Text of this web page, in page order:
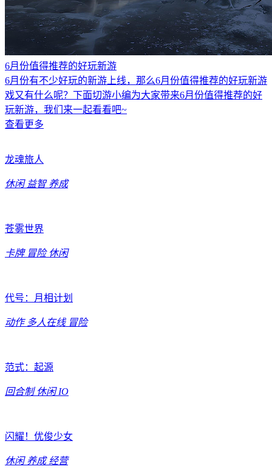
6月份值得推荐的好玩新游
6月份有不少好玩的新游上线，那么6月份值得推荐的好玩新游
戏又有什么呢？下面切游小编为大家带来6月份值得推荐的好
玩新游，我们来一起看看吧~
查看更多
龙魂旅人
休闲 益智 养成
苍雾世界
卡牌 冒险 休闲
代号：月相计划
动作 多人在线 冒险
范式：起源
回合制 休闲 IO
闪耀！优俊少女
休闲 养成 经营